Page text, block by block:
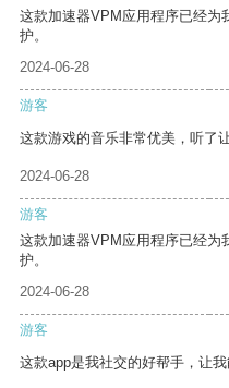
这款加速器VPM应用程序已经为
护。
2024-06-28
游客
这款游戏的音乐非常优美，听了
2024-06-28
游客
这款加速器VPM应用程序已经为
护。
2024-06-28
游客
这款app是我社交的好帮手，让